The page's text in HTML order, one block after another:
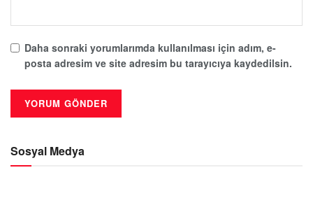
Daha sonraki yorumlarımda kullanılması için adım, e-
posta adresim ve site adresim bu tarayıcıya kaydedilsin.
Sosyal Medya